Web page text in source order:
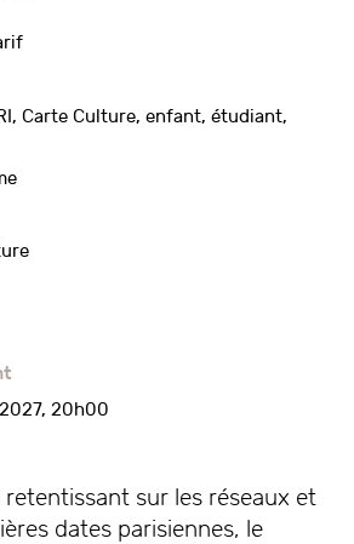
Carte Culture, enfant, étudiant,
20h00
sur les réseaux et
dates parisiennes, le